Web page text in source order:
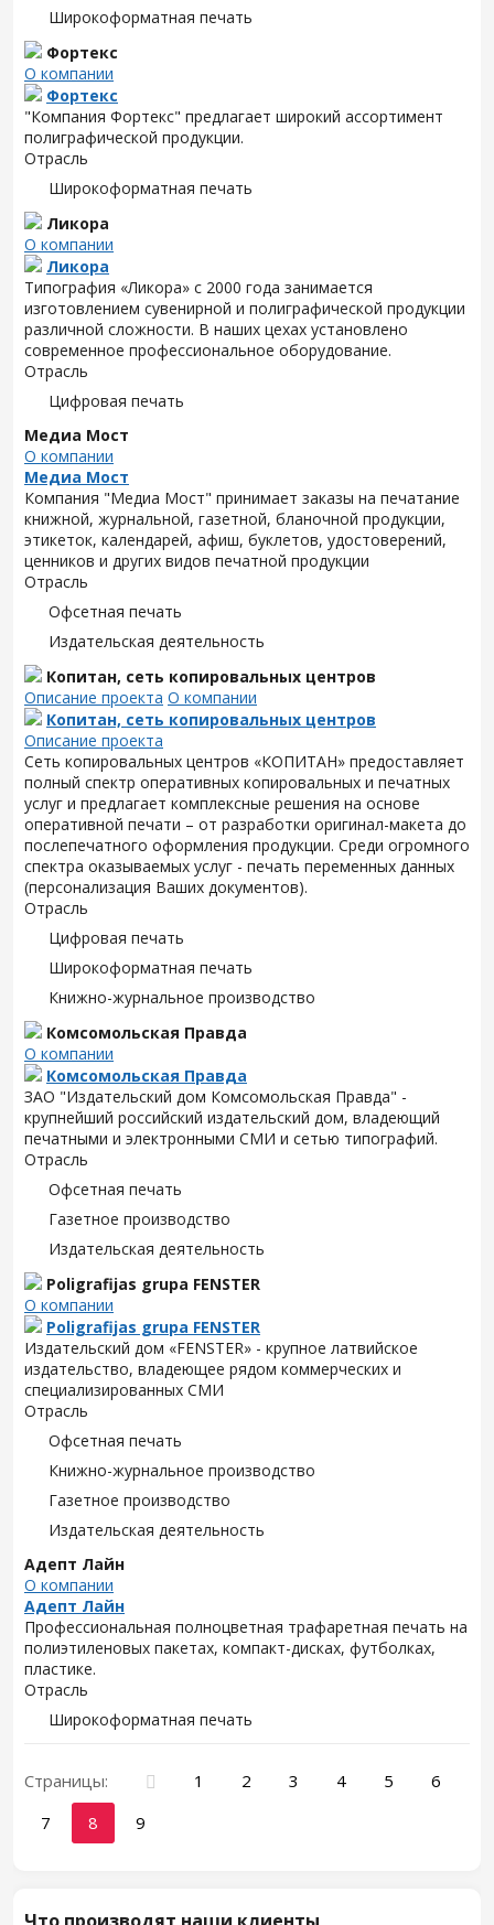
Широкоформатная печать
Фортекс
О компании
Фортекс
"Компания Фортекс" предлагает широкий ассортимент
полиграфической продукции.
Отрасль
Широкоформатная печать
Ликора
О компании
Ликора
Типография «Ликора» с 2000 года занимается
изготовлением сувенирной и полиграфической продукции
различной сложности. В наших цехах установлено
современное профессиональное оборудование.
Отрасль
Цифровая печать
Медиа Мост
О компании
Медиа Мост
Компания "Медиа Мост" принимает заказы на печатание
книжной, журнальной, газетной, бланочной продукции,
этикеток, календарей, афиш, буклетов, удостоверений,
ценников и других видов печатной продукции
Отрасль
Офсетная печать
Издательская деятельность
Копитан, сеть копировальных центров
Описание проекта О компании
Копитан, сеть копировальных центров
Описание проекта
Сеть копировальных центров «КОПИТАН» предоставляет
полный спектр оперативных копировальных и печатных
услуг и предлагает комплексные решения на основе
оперативной печати – от разработки оригинал-макета до
послепечатного оформления продукции. Среди огромного
спектра оказываемых услуг - печать переменных данных
(персонализация Ваших документов).
Отрасль
Цифровая печать
Широкоформатная печать
Книжно-журнальное производство
Комсомольская Правда
О компании
Комсомольская Правда
ЗАО "Издательский дом Комсомольская Правда" -
крупнейший российский издательский дом, владеющий
печатными и электронными СМИ и сетью типографий.
Отрасль
Офсетная печать
Газетное производство
Издательская деятельность
Poligrafijas grupa FENSTER
О компании
Poligrafijas grupa FENSTER
Издательский дом «FENSTER» - крупное латвийское
издательство, владеющее рядом коммерческих и
специализированных СМИ
Отрасль
Офсетная печать
Книжно-журнальное производство
Газетное производство
Издательская деятельность
Адепт Лайн
О компании
Адепт Лайн
Профессиональная полноцветная трафаретная печать на
полиэтиленовых пакетах, компакт-дисках, футболках,
пластике.
Отрасль
Широкоформатная печать
Страницы: 1 2 3 4 5
6
7
8 9